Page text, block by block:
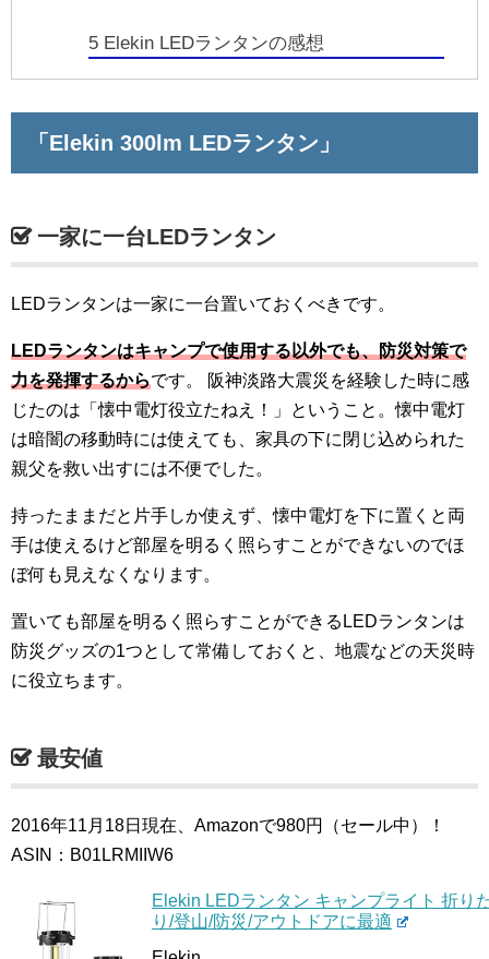
5 Elekin LEDランタンの感想
「Elekin 300lm LEDランタン」
一家に一台LEDランタン
LEDランタンは一家に一台置いておくべきです。
LEDランタンはキャンプで使用する以外でも、防災対策で
力を発揮するからです。
阪神淡路大震災を経験した時に感
じたのは「懐中電灯役立たねえ！」ということ。懐中電灯
は暗闇の移動時には使えても、家具の下に閉じ込められた
親父を救い出すには不便でした。
持ったままだと片手しか使えず、懐中電灯を下に置くと両
手は使えるけど部屋を明るく照らすことができないのでほ
ぼ何も見えなくなります。
置いても部屋を明るく照らすことができるLEDランタンは
防災グッズの1つとして常備しておくと、地震などの天災時
に役立ちます。
最安値
2016年11月18日現在、Amazonで980円（セール中）！
ASIN：B01LRMIIW6
Elekin LEDランタン キャンプライト 折り
り/登山/防災/アウトドアに最適